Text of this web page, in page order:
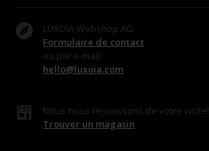
LUXOIA Webshop AG
Formulaire de contact
ou par e-mail
hello@luxoia.com
Nous nous réjouissons de votre visite!
Trouver un magasin